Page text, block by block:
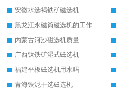
安徽水选褐铁矿磁选机
黑龙江永磁筒磁选机的工作原理
内蒙古河沙磁选机质量
广西钛铁矿湿式磁选机
福建平板磁选机用水吗
青海铁泥干选磁选机